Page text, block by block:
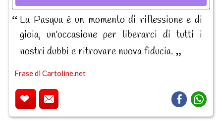
La Pasqua è un momento di riflessione e di
gioia, un'occasione per liberarci di tutti i
nostri dubbi e ritrovare nuova fiducia.
Frase di Cartoline.net